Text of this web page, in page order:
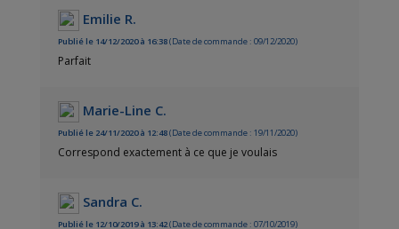
Emilie R.
Publié le 14/12/2020 à 16:38(Date de commande : 09/12/2020)
Parfait
Marie-Line C.
Publié le 24/11/2020 à 12:48(Date de commande : 19/11/2020)
Correspond exactement à ce que je voulais
Sandra C.
Publié le 12/10/2019 à 13:42(Date de commande : 07/10/2019)